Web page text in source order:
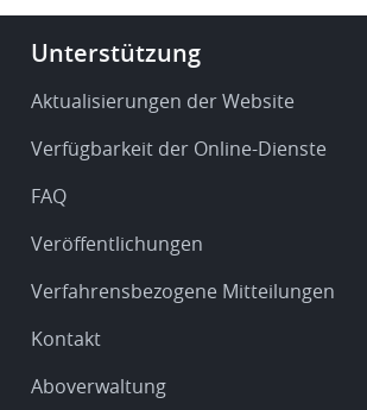
Footer
Service
support
Unterstützung
Aktualisierungen der Website
Verfügbarkeit der Online-Dienste
FAQ
Veröffentlichungen
Verfahrensbezogene Mitteilungen
Kontakt
Aboverwaltung